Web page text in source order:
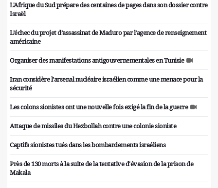
L'Afrique du Sud prépare des centaines de pages dans son dossier contre
Israël
L’échec du projet d’assassinat de Maduro par l’agence de renseignement
américaine
Organiser des manifestations antigouvernementales en Tunisie
Iran considère l'arsenal nucléaire israélien comme une menace pour la
sécurité
Les colons sionistes ont une nouvelle fois exigé la fin de la guerre
Attaque de missiles du Hezbollah contre une colonie sioniste
Captifs sionistes tués dans les bombardements israéliens
Près de 130 morts à la suite de la tentative d'évasion de la prison de
Makala